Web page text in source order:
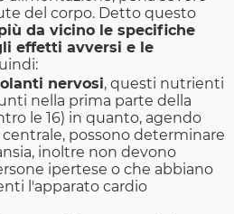
del corpo. Detto questo
da vicino le specifiche
effetti avversi e le
nervosi, questi nutrienti
nella prima parte della
le 16) in quanto, agendo
possono determinare
inoltre non devono
ipertese o che abbiano
l'apparato cardio